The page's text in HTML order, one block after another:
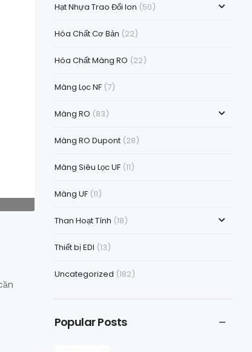
Hạt Nhựa Trao Đổi Ion (50)
Hóa Chất Cơ Bản (22)
Hóa Chất Màng RO (22)
Màng Lọc NF(7)
Màng RO (83)
Màng RO Dupont(28)
Màng Siêu Lọc UF(11)
Màng UF(11)
Than Hoạt Tính (18)
Thiết bị EDI (13)
Uncategorized (182)
Popular Posts